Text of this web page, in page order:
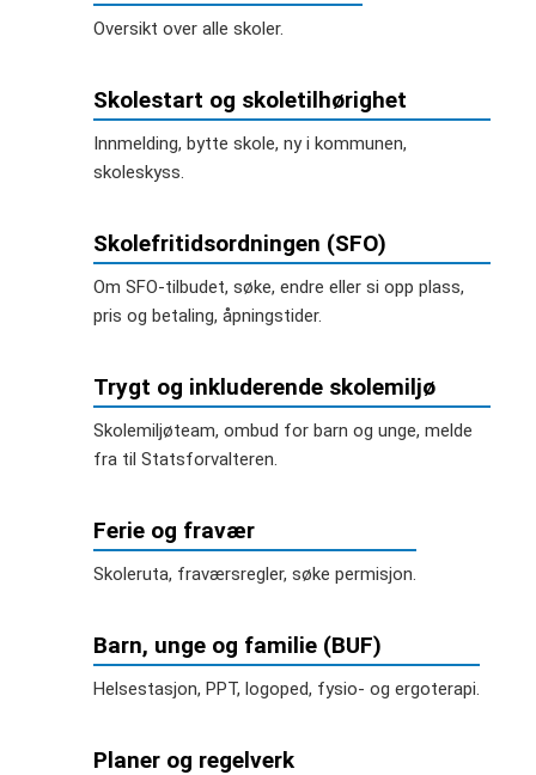
Oversikt over alle skoler.
Skolestart og skoletilhørighet
Innmelding, bytte skole, ny i kommunen,
skoleskyss.
Skolefritidsordningen (SFO)
Om SFO-tilbudet, søke, endre eller si opp plass,
pris og betaling, åpningstider.
Trygt og inkluderende skolemiljø
Skolemiljøteam, ombud for barn og unge, melde
fra til Statsforvalteren.
Ferie og fravær
Skoleruta, fraværsregler, søke permisjon.
Barn, unge og familie (BUF)
Helsestasjon, PPT, logoped, fysio- og ergoterapi.
Planer og regelverk